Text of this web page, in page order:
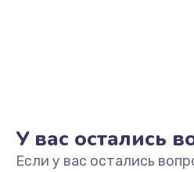
У вас остались
Если у вас остались